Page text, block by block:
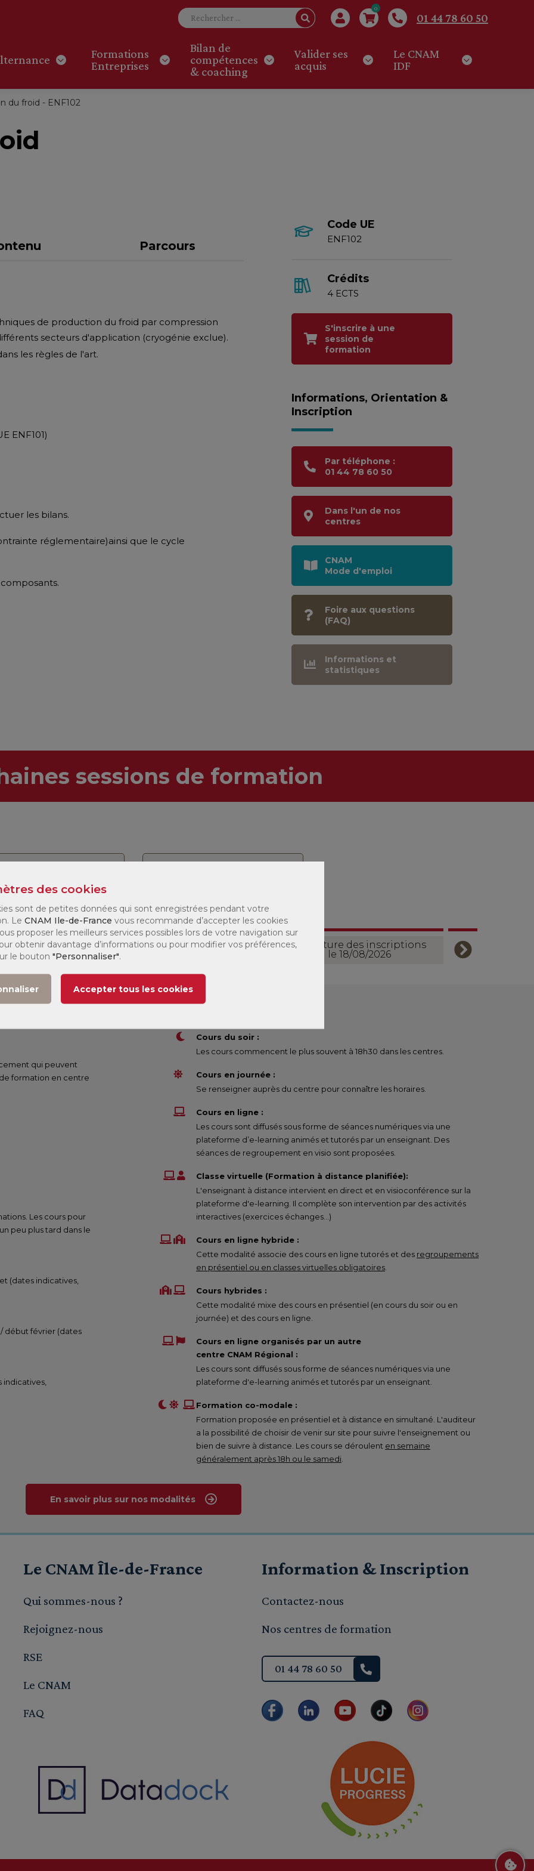
0
01 44 78 60 50
Formations
Entreprises
Bilan de
compétences
& coaching
Valider ses
acquis
Le CNAM
IDF
du froid - ENF102
Parcours
de production du froid par compression
secteurs d'application (cryogénie exclue).
les règles de l'art.
ENF101)
les bilans.
réglementaire)ainsi que le cycle
Code UE
ENF102
Crédits
4 ECTS
S'inscrire à une
session de
formation
Informations, Orientation &
Inscription
Par téléphone :
01 44 78 60 50
Dans l'un de nos
centres
CNAM
Mode d'emploi
Foire aux questions
(FAQ)
Informations et
statistiques
sessions de formation
Jours de
formation
Modalité Tarif
2 138 €(1)
Ouverture des inscriptions
le 18/08/2026
qui peuvent
formation en centre
Les cours pour
peu plus tard dans le
(dates indicatives,
début février (dates
Cours du soir :
Les cours commencent le plus souvent à 18h30 dans les centres.
Cours en journée :
Se renseigner auprès du centre pour connaître les horaires.
Cours en ligne :
Les cours sont diffusés sous forme de séances numériques via une
plateforme d’e-learning animés et tutorés par un enseignant. Des
séances de regroupement en visio sont proposées.
Classe virtuelle (Formation à distance planifiée):
L'enseignant à distance intervient en direct et en visioconférence sur la
plateforme d'e-learning. Il complète son intervention par des activités
interactives (exercices échanges…)
Cours en ligne hybride :
Cette modalité associe des cours en ligne tutorés et des regroupements
en présentiel ou en classes virtuelles obligatoires
Cours hybrides :
Cette modalité mixe des cours en présentiel (en cours du soir ou en
journée) et des cours en ligne.
Cours en ligne organisés par un autre
centre CNAM Régional :
Les cours sont diffusés sous forme de séances numériques via une
plateforme d'e-learning animés et tutorés par un enseignant.
Formation co-modale :
Formation proposée en présentiel et à distance en simultané. L'auditeur
a la possibilité de choisir de venir sur site pour suivre l'enseignement ou
bien de suivre à distance. Les cours se déroulent en semaine
généralement après 18h ou le samedi
En savoir plus sur nos modalités
Le CNAM Île-de-France
Qui sommes-nous ?
Rejoignez-nous
RSE
Le CNAM
FAQ
Information & Inscription
Contactez-nous
Nos centres de formation
01 44 78 60 50
des cookies
sont de petites données qui sont enregistrées pendant votre
Le CNAM Ile-de-France vous recommande d’accepter les cookies
proposer les meilleurs services possibles lors de votre navigation sur
obtenir davantage d’informations ou pour modifier vos préférences,
le bouton "Personnaliser".
Accepter tous les cookies